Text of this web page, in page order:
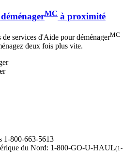
MC à proximité
de services d'Aide pour déménagerMC
deux fois plus vite.
1-800-663-5613
du Nord: 1-800-GO-U-HAUL(1-